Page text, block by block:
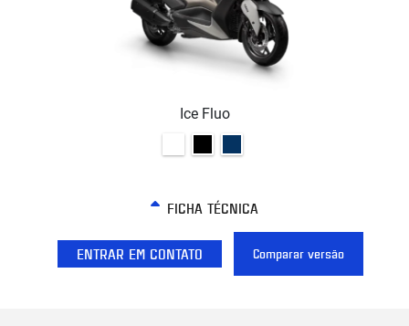
Ice Fluo
FICHA TÉCNICA
ENTRAR EM CONTATO Comparar versão